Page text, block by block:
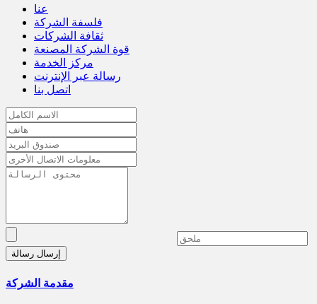
عنا
فلسفة الشركة
ثقافة الشركات
قوة الشركة المصنعة
مركز الخدمة
رسالة عبر الإنترنت
اتصل بنا
إرسال رسالة
مقدمة الشركة